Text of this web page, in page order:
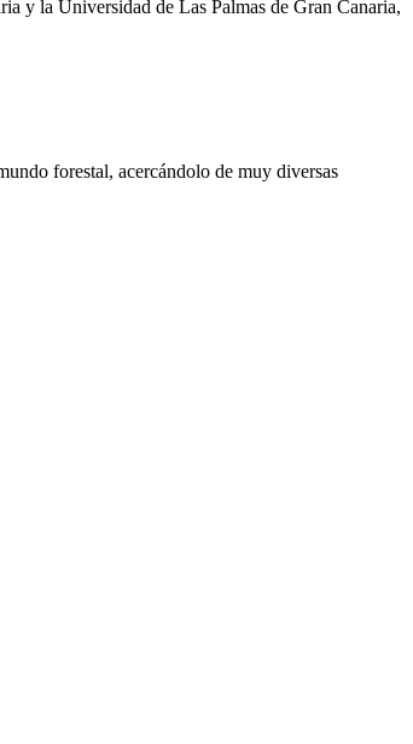
y la Universidad de Las Palmas de Gran Canaria,
forestal, acercándolo de muy diversas